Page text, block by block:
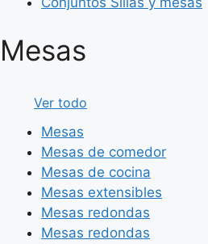
Mesas
Ver todo
Mesas
Mesas de comedor
Mesas de cocina
Mesas extensibles
Mesas redondas
Mesas redondas